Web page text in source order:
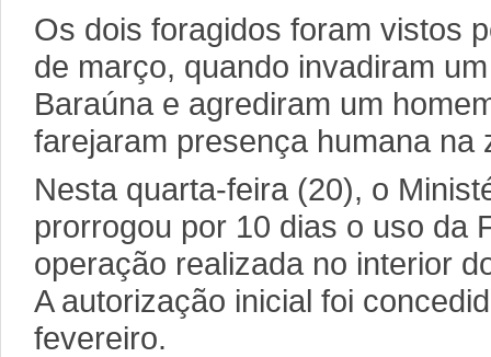
Os dois foragidos foram vistos
de março, quando invadiram
Baraúna e agrediram um
farejaram presença humana na
Nesta quarta-feira (20), o
prorrogou por 10 dias o uso da
operação realizada no interior
A autorização inicial foi
fevereiro.